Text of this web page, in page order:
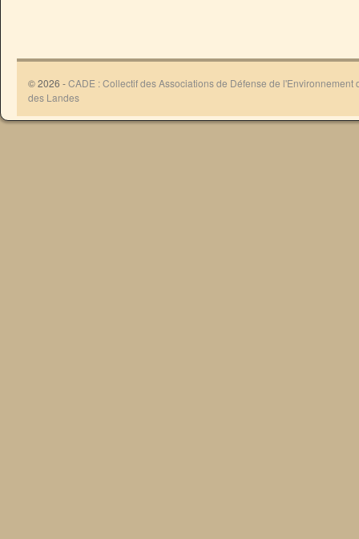
© 2026 -CADE : Collectif des Associations de Défense de l'Environnement
des Landes